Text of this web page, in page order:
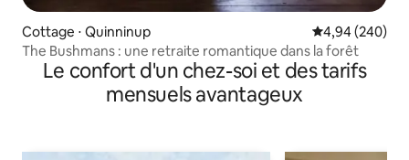
Cottage ⋅ Quinninup Évaluation
4,94 (240)
The Bushmans : une retraite romantique dans la forêt
Le confort d'un chez-soi et des tarifs
mensuels avantageux